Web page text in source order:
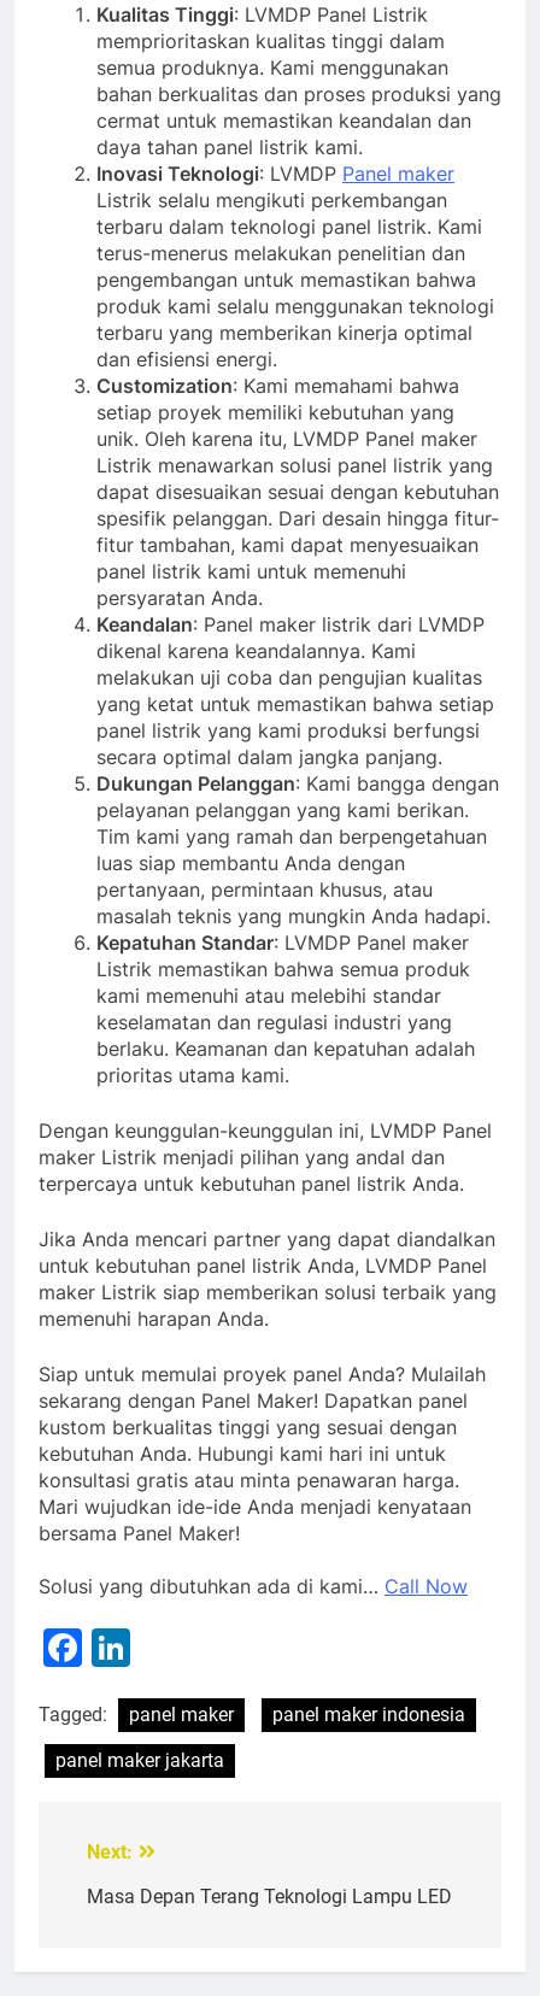
Kualitas Tinggi: LVMDP Panel Listrik
memprioritaskan kualitas tinggi dalam
semua produknya. Kami menggunakan
bahan berkualitas dan proses produksi yang
cermat untuk memastikan keandalan dan
daya tahan panel listrik kami.
Inovasi Teknologi: LVMDP Panel maker
Listrik selalu mengikuti perkembangan
terbaru dalam teknologi panel listrik. Kami
terus-menerus melakukan penelitian dan
pengembangan untuk memastikan bahwa
produk kami selalu menggunakan teknologi
terbaru yang memberikan kinerja optimal
dan efisiensi energi.
Customization: Kami memahami bahwa
setiap proyek memiliki kebutuhan yang
unik. Oleh karena itu, LVMDP Panel maker
Listrik menawarkan solusi panel listrik yang
dapat disesuaikan sesuai dengan kebutuhan
spesifik pelanggan. Dari desain hingga fitur-
fitur tambahan, kami dapat menyesuaikan
panel listrik kami untuk memenuhi
persyaratan Anda.
Keandalan: Panel maker listrik dari LVMDP
dikenal karena keandalannya. Kami
melakukan uji coba dan pengujian kualitas
yang ketat untuk memastikan bahwa setiap
panel listrik yang kami produksi berfungsi
secara optimal dalam jangka panjang.
Dukungan Pelanggan: Kami bangga dengan
pelayanan pelanggan yang kami berikan.
Tim kami yang ramah dan berpengetahuan
luas siap membantu Anda dengan
pertanyaan, permintaan khusus, atau
masalah teknis yang mungkin Anda hadapi.
Kepatuhan Standar: LVMDP Panel maker
Listrik memastikan bahwa semua produk
kami memenuhi atau melebihi standar
keselamatan dan regulasi industri yang
berlaku. Keamanan dan kepatuhan adalah
prioritas utama kami.
Dengan keunggulan-keunggulan ini, LVMDP Panel
maker Listrik menjadi pilihan yang andal dan
terpercaya untuk kebutuhan panel listrik Anda.
Jika Anda mencari partner yang dapat diandalkan
untuk kebutuhan panel listrik Anda, LVMDP Panel
maker Listrik siap memberikan solusi terbaik yang
memenuhi harapan Anda.
Siap untuk memulai proyek panel Anda? Mulailah
sekarang dengan Panel Maker! Dapatkan panel
kustom berkualitas tinggi yang sesuai dengan
kebutuhan Anda. Hubungi kami hari ini untuk
konsultasi gratis atau minta penawaran harga.
Mari wujudkan ide-ide Anda menjadi kenyataan
bersama Panel Maker!
Solusi yang dibutuhkan ada di kami… Call Now
Facebook
Tagged: panel maker
panel maker indonesia
panel maker jakarta
Post
navigation
Next:
Masa Depan Terang Teknologi Lampu LED